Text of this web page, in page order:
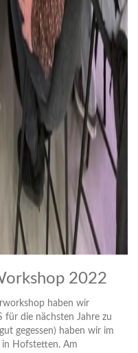
2022
haben wir
für die nächsten Jahre zu
gegessen) haben wir im
in Hofstetten. Am